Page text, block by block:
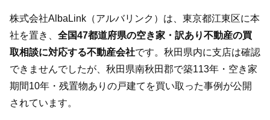
株式会社AlbaLink（アルバリンク）は、東京都江東区に本
社を置き、 全国47都道府県の空き家・訳あり不動産の買
取相談に対応する不動産会社です。秋田県内に支店は確認
できませんでしたが、秋田県南秋田郡で築113年・空き家
期間10年・残置物ありの戸建てを買い取った事例が公開
されています。